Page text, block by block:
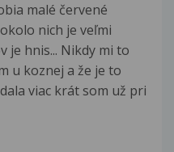
malé červené
nich je veľmi
je hnis... Nikdy mi to
u koznej a že je to
viac krát som už pri